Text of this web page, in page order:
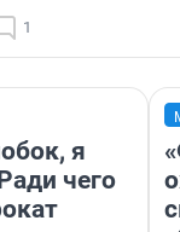
1
я
чего